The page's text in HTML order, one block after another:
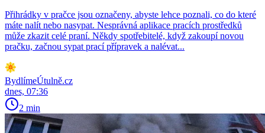
Přihrádky v pračce jsou označeny, abyste lehce poznali, co do které
máte nalít nebo nasypat. Nesprávná aplikace pracích prostředků
může zkazit celé praní. Někdy spotřebitelé, když zakoupí novou
pračku, začnou sypat prací přípravek a nalévat...
BydlímeÚtulně.cz
dnes, 07:36
2 min